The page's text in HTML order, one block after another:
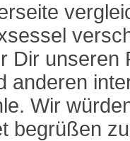
Dir unseren
anderen
Wir
begrüßen